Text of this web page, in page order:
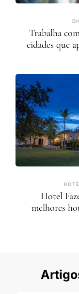
Trabalha
cidades que
Hotel
melhores